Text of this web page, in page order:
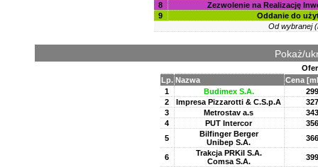
8
Zezwolenie na Realizację
9
Oddanie do
Od wybranej
Pokaż/
Lp. Nazwa
Cena
1
Budimex S.A.
2
Impresa Pizzarotti & C.S.p.A
3
Metrostav a.s
4
PUT Intercor
5
Bilfinger Berger
Unibep S.A.
6
Trakcja PRKiI S.A.
Comsa S.A.